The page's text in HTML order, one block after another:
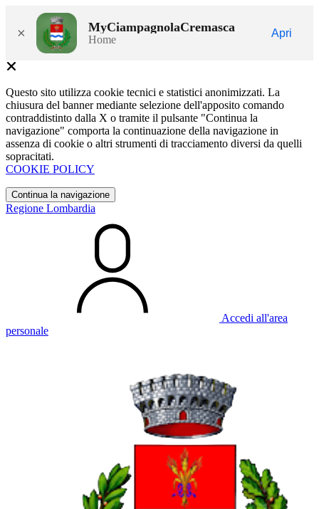
× MyCiampagnolaCremasca
Home
Apri
Questo sito utilizza cookie tecnici e statistici anonimizzati. La
chiusura del banner mediante selezione dell'apposito comando
contraddistinto dalla X o tramite il pulsante "Continua la
navigazione" comporta la continuazione della navigazione in
assenza di cookie o altri strumenti di tracciamento diversi da quelli
sopracitati.
COOKIE POLICY
Continua la navigazione
Regione Lombardia
Accedi all'area
personale